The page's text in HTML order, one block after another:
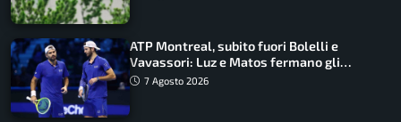
ATP Montreal, subito fuori Bolelli e
Vavassori: Luz e Matos fermano gli
azzurri
7 Agosto 2026